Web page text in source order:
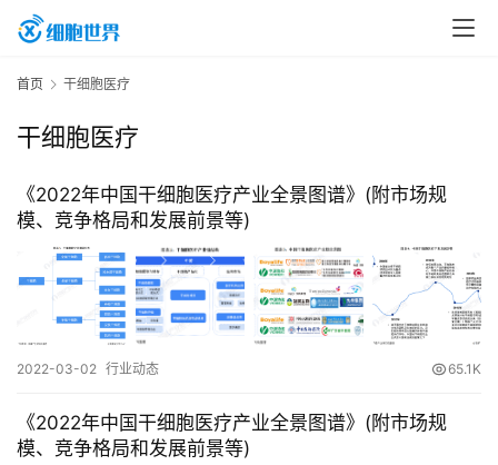
首
行
业
讯
再
医
学
首页 干细胞医疗
干细胞医疗
《2022年中国干细胞医疗产业全景图谱》(附市场规
模、竞争格局和发展前景等)
2022-03-02 行业动态 65.1K
《2022年中国干细胞医疗产业全景图谱》(附市场规
模、竞争格局和发展前景等)